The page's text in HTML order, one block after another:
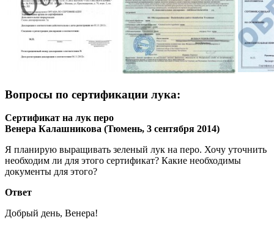
Вопросы по сертификации лука:
Сертификат на лук перо
Венера Калашникова (Тюмень, 3 сентября 2014)
Я планирую выращивать зеленый лук на перо. Хочу уточнить
необходим ли для этого сертификат? Какие необходимы
документы для этого?
Ответ
Добрый день, Венера!